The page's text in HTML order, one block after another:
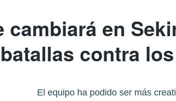
cambiará en
batallas contra
El equipo ha podido ser más